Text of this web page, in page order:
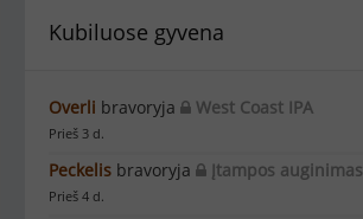
Kubiluose gyvena
Overli bravoryja West Coast IPA
Prieš 3 d.
Peckelis bravoryja Įtampos auginimas
Prieš 4 d.